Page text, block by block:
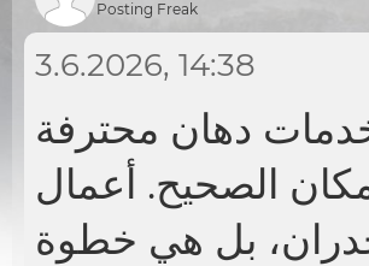
Posting Freak
3.6.2026, 14:38
دهان محترفة
الصحيح. أعمال
بل هي خطوة